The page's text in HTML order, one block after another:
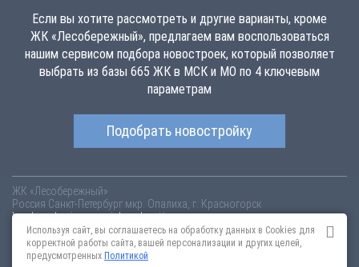
Если вы хотите рассмотреть и другие варианты, кроме
ЖК «Лесобережный», предлагаем вам воспользоваться
нашим сервисом подбора новостроек, который позволяет
выбрать из базы 665 ЖК в МСК и МО по 4 ключевым
параметрам
Подобрать новостройку
ЖК «Лесобережный»
Россия Санкт-Петербург мкр. Опалиха, г. Красногорск
lesoberezhnyj.novopoisk.msk.ruКупить квартиру в новом жилом
комплексе «Лесобережный» от «Urban Group» Красногорском районе.
Квартиры различных планировок от 0 млн рублей!
Используя сайт, вы соглашаетесь на обработку данных в Cookies для
корректной работы сайта, вашей персонализации и других целей,
предусмотренных Политикой